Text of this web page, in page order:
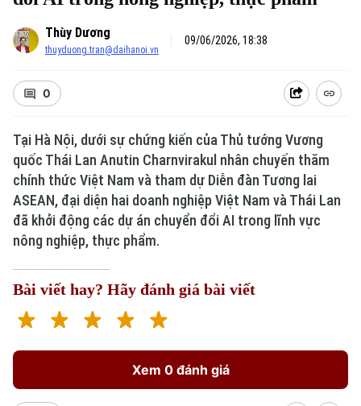
Thùy Dương
thuyduong.tran@daihanoi.vn
09/06/2026, 18:38
0
Tại Hà Nội, dưới sự chứng kiến của Thủ tướng Vương
quốc Thái Lan Anutin Charnvirakul nhân chuyến thăm
chính thức Việt Nam và tham dự Diễn đàn Tương lai
ASEAN, đại diện hai doanh nghiệp Việt Nam và Thái Lan
đã khởi động các dự án chuyển đổi AI trong lĩnh vực
nông nghiệp, thực phẩm.
Bài viết hay? Hãy đánh giá bài viết
Xem 0 đánh giá